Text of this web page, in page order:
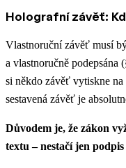
Holografní závěť:
Vlastnoruční závěť musí
a vlastnoručně
si někdo závěť vytiskne
sestavená závěť je
Důvodem je, že zákon
textu – nestačí jen